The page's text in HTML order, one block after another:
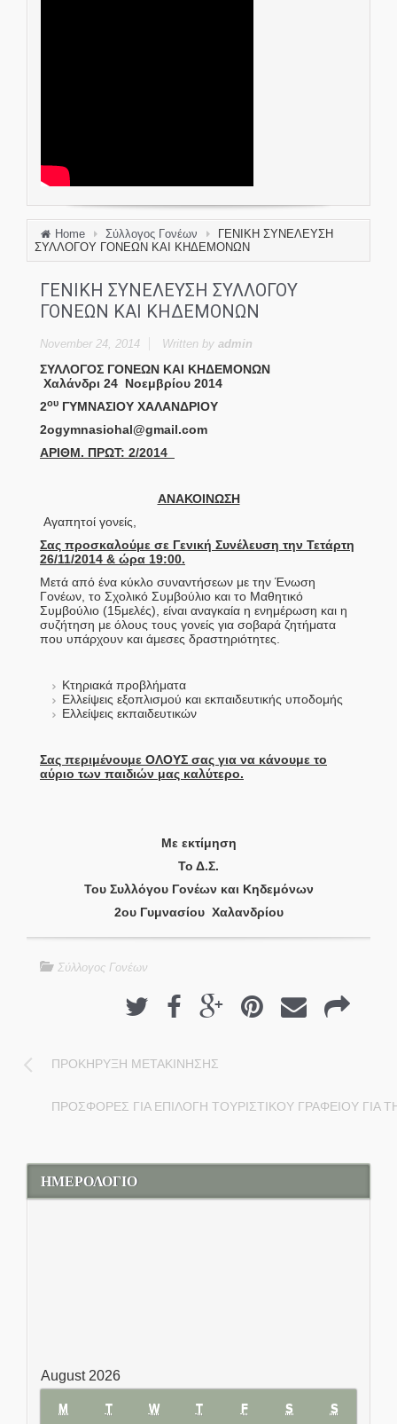
Home Σύλλογος Γονέων
ΓΕΝΙΚΗ ΣΥΝΕΛΕΥΣΗ
ΣΥΛΛΟΓΟΥ ΓΟΝΕΩΝ ΚΑΙ ΚΗΔΕΜΟΝΩΝ
ΓΕΝΙΚΗ ΣΥΝΕΛΕΥΣΗ ΣΥΛΛΟΓΟΥ
ΓΟΝΕΩΝ ΚΑΙ ΚΗΔΕΜΟΝΩΝ
November 24, 2014 Written by admin
ΣΥΛΛΟΓΟΣ ΓΟΝΕΩΝ ΚΑΙ ΚΗΔΕΜΟΝΩΝ
Χαλάνδρι 24 Νοεμβρίου 2014
2ου ΓΥΜΝΑΣΙΟΥ ΧΑΛΑΝΔΡΙΟΥ
2ogymnasiohal@gmail.com
ΑΡΙΘΜ. ΠΡΩΤ: 2/2014
ΑΝΑΚΟΙΝΩΣΗ
Αγαπητοί γονείς,
Σας προσκαλούμε σε Γενική Συνέλευση την Τετάρτη
26/11/2014 & ώρα 19:00.
Μετά από ένα κύκλο συναντήσεων με την Ένωση
Γονέων, το Σχολικό Συμβούλιο και το Μαθητικό
Συμβούλιο (15μελές), είναι αναγκαία η ενημέρωση και η
συζήτηση με όλους τους γονείς για σοβαρά ζητήματα
που υπάρχουν και άμεσες δραστηριότητες.
Κτηριακά προβλήματα
Ελλείψεις εξοπλισμού και εκπαιδευτικής υποδομής
Ελλείψεις εκπαιδευτικών
Σας περιμένουμε ΟΛΟΥΣ σας για να κάνουμε το
αύριο των παιδιών μας καλύτερο.
Με εκτίμηση
Το Δ.Σ.
Του Συλλόγου Γονέων και Κηδεμόνων
2ου Γυμνασίου Χαλανδρίου
Σύλλογος Γονέων
ΠΡΟΚΗΡΥΞΗ ΜΕΤΑΚΙΝΗΣΗΣ
ΠΡΟΣΦΟΡΕΣ ΓΙΑ ΕΠΙΛΟΓΗ ΤΟΥΡΙΣΤΙΚΟΥ ΓΡΑΦΕΙΟΥ
ΗΜΕΡΟΛΟΓΙΟ
August 2026
M MONDAY
TTUESDAY
WWEDNESDAY
TTHURSDAY
FFRIDAYS SATURDAY
S